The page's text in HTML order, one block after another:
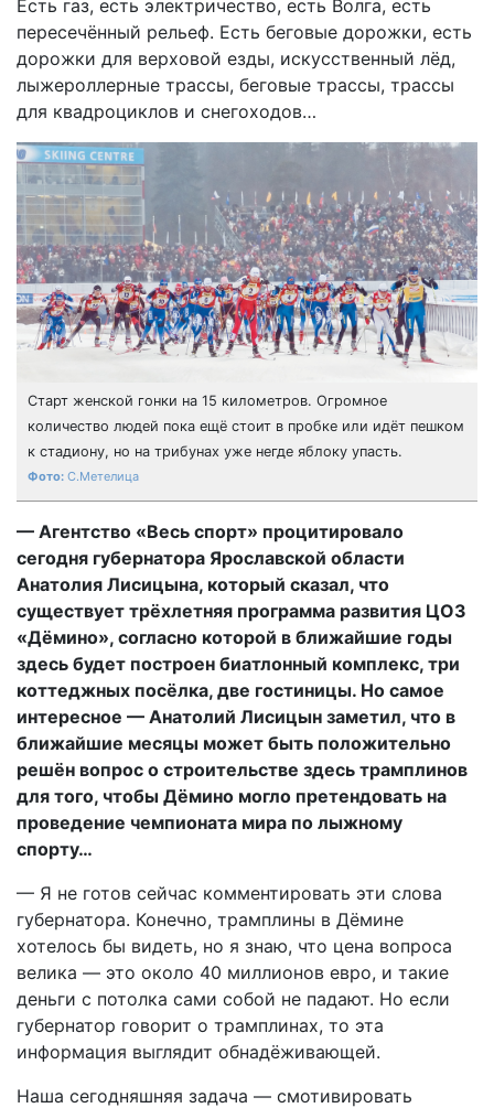
Есть газ, есть электричество, есть Волга, есть
пересечённый рельеф. Есть беговые дорожки, есть
дорожки для верховой езды, искусственный лёд,
лыжероллерные трассы, беговые трассы, трассы
для квадроциклов и снегоходов…
Старт женской гонки на 15 километров. Огромное
количество людей пока ещё стоит в пробке или идёт пешком
к стадиону, но на трибунах уже негде яблоку упасть.
С.Метелица
— Агентство «Весь спорт» процитировало
сегодня губернатора Ярославской области
Анатолия Лисицына, который сказал, что
существует трёхлетняя программа развития ЦОЗ
«Дёмино», согласно которой в ближайшие годы
здесь будет построен биатлонный комплекс, три
коттеджных посёлка, две гостиницы. Но самое
интересное — Анатолий Лисицын заметил, что в
ближайшие месяцы может быть положительно
решён вопрос о строительстве здесь трамплинов
для того, чтобы Дёмино могло претендовать на
проведение чемпионата мира по лыжному
спорту…
— Я не готов сейчас комментировать эти слова
губернатора. Конечно, трамплины в Дёмине
хотелось бы видеть, но я знаю, что цена вопроса
велика — это около 40 миллионов евро, и такие
деньги с потолка сами собой не падают. Но если
губернатор говорит о трамплинах, то эта
информация выглядит обнадёживающей.
Наша сегодняшняя задача — смотивировать